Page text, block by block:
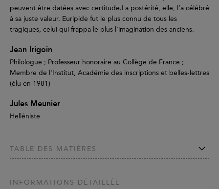
peuvent être datées avec certitude.La postérité, elle, l’a célébré
à sa juste valeur. Euripide fut le plus connu de tous les
tragiques, celui qui frappa le plus l’imagination des anciens.
Jean Irigoin
Philologue ; Professeur honoraire au Collège de France ;
Membre de l'Institut, Académie des inscriptions et belles-lettres
(élu en 1981)
Jules Meunier
Helléniste
TABLE DES MATIÈRES
INFORMATIONS DÉTAILLÉE